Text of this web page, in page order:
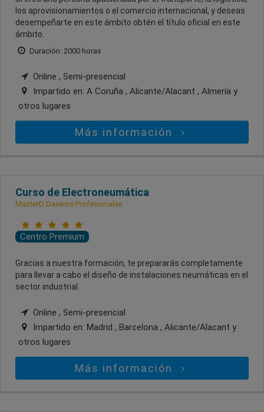
los aprovisionamientos o el comercio internacional, y deseas
desempeñarte en este ámbito obtén el título oficial en este
ámbito.
Duración: 2000 horas
Online , Semi-presencial
Impartido en: A Coruña , Alicante/Alacant , Almería y
otros lugares
Más información
Curso de Electroneumática
MasterD Davante Profesionales
Centro Premium
Gracias a nuestra formación, te prepararás completamente
para llevar a cabo el diseño de instalaciones neumáticas en el
sector industrial.
Online , Semi-presencial
Impartido en: Madrid , Barcelona , Alicante/Alacant y
otros lugares
Más información